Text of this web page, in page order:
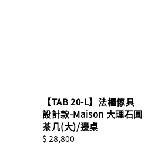
【TAB 20-L】法櫃傢具
設計款-Maison 大理石圓
茶几(大)/邊桌
Regular
$ 28,800